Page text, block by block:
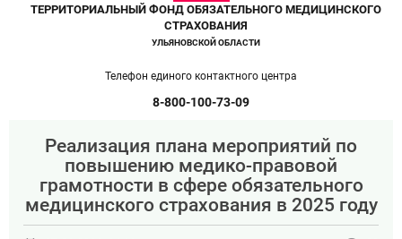
ТЕРРИТОРИАЛЬНЫЙ ФОНД ОБЯЗАТЕЛЬНОГО МЕДИЦИНСКОГО
СТРАХОВАНИЯ
УЛЬЯНОВСКОЙ ОБЛАСТИ
Телефон единого контактного центра
8-800-100-73-09
Реализация плана мероприятий по
повышению медико-правовой
грамотности в сфере обязательного
медицинского страхования в 2025 году